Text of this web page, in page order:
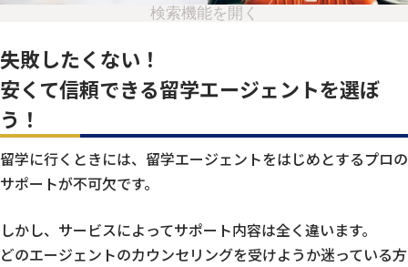
検索機能を開く
失敗したくない！
安くて信頼できる留学エージェントを選ぼ
う！
留学に行くときには、留学エージェントをはじめとするプロの
サポートが不可欠です。
しかし、サービスによってサポート内容は全く違います。
どのエージェントのカウンセリングを受けようか迷っている方